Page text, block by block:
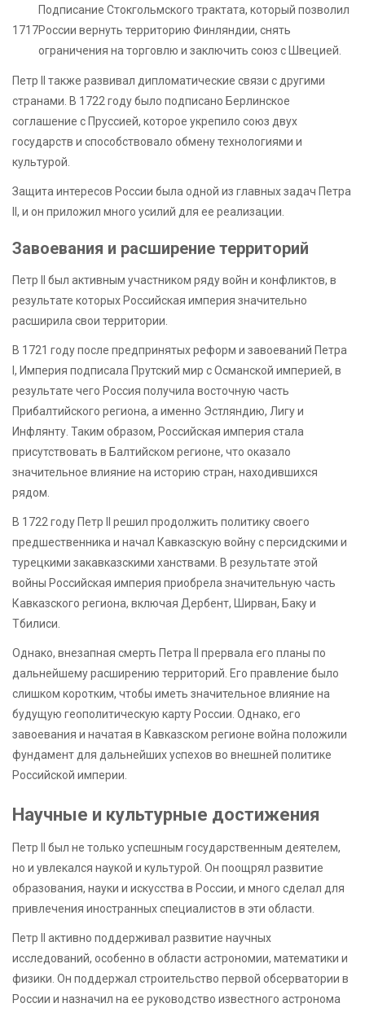
1717
Подписание Стокгольмского трактата, который позволил
России вернуть территорию Финляндии, снять
ограничения на торговлю и заключить союз с Швецией.
Петр II также развивал дипломатические связи с другими
странами. В 1722 году было подписано Берлинское
соглашение с Пруссией, которое укрепило союз двух
государств и способствовало обмену технологиями и
культурой.
Защита интересов России была одной из главных задач Петра
II, и он приложил много усилий для ее реализации.
Завоевания и расширение территорий
Петр II был активным участником ряду войн и конфликтов, в
результате которых Российская империя значительно
расширила свои территории.
В 1721 году после предпринятых реформ и завоеваний Петра
I, Империя подписала Прутский мир с Османской империей, в
результате чего Россия получила восточную часть
Прибалтийского региона, а именно Эстляндию, Лигу и
Инфлянту. Таким образом, Российская империя стала
присутствовать в Балтийском регионе, что оказало
значительное влияние на историю стран, находившихся
рядом.
В 1722 году Петр II решил продолжить политику своего
предшественника и начал Кавказскую войну с персидскими и
турецкими закавказскими ханствами. В результате этой
войны Российская империя приобрела значительную часть
Кавказского региона, включая Дербент, Ширван, Баку и
Тбилиси.
Однако, внезапная смерть Петра II прервала его планы по
дальнейшему расширению территорий. Его правление было
слишком коротким, чтобы иметь значительное влияние на
будущую геополитическую карту России. Однако, его
завоевания и начатая в Кавказском регионе война положили
фундамент для дальнейших успехов во внешней политике
Российской империи.
Научные и культурные достижения
Петр II был не только успешным государственным деятелем,
но и увлекался наукой и культурой. Он поощрял развитие
образования, науки и искусства в России, и много сделал для
привлечения иностранных специалистов в эти области.
Петр II активно поддерживал развитие научных
исследований, особенно в области астрономии, математики и
физики. Он поддержал строительство первой обсерватории в
России и назначил на ее руководство известного астронома